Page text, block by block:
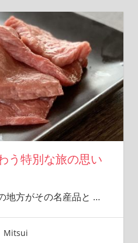
う特別な旅の思い
地方がその名産品と …
Mitsui